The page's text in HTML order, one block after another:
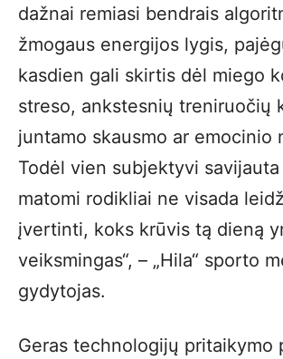
dažnai remiasi bendrais
žmogaus energijos lygis,
kasdien gali skirtis dėl miego
streso, ankstesnių treniruočių
juntamo skausmo ar emocinio
Todėl vien subjektyvi
matomi rodikliai ne visada
įvertinti, koks krūvis tą dieną
veiksmingas“, – „Hila“ sporto
gydytojas.
Geras technologijų pritaikymo